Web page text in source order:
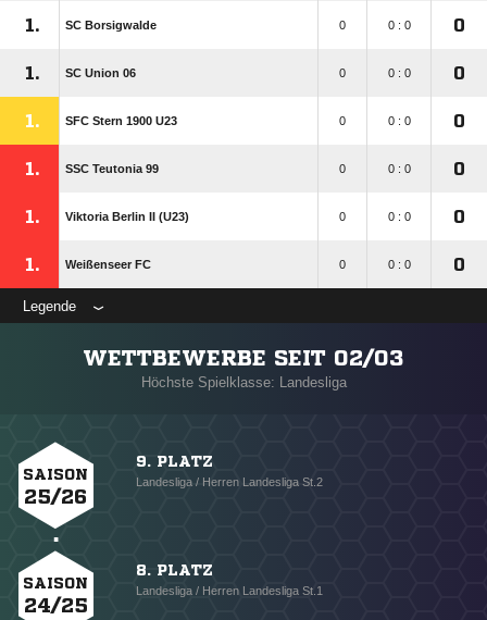
1. SC Borsigwalde 0 0 : 0 0
1. SC Union 06 0 0 : 0 0
1. SFC Stern 1900 U23 0 0 : 0 0
1. SSC Teutonia 99 0 0 : 0 0
1. Viktoria Berlin II (U23) 0 0 : 0 0
1. Weißenseer FC 0 0 : 0 0
Legende
WETTBEWERBE SEIT 02/03
Höchste Spielklasse: Landesliga
SAISON
25/26
9. PLATZ
Landesliga / Herren Landesliga St.2
SAISON
24/25
8. PLATZ
Landesliga / Herren Landesliga St.1